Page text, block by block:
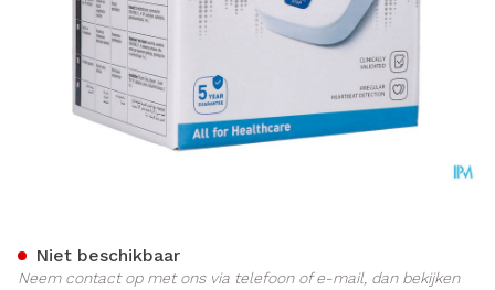
Niet beschikbaar
Neem contact op met ons via telefoon of e-mail, dan bekijken